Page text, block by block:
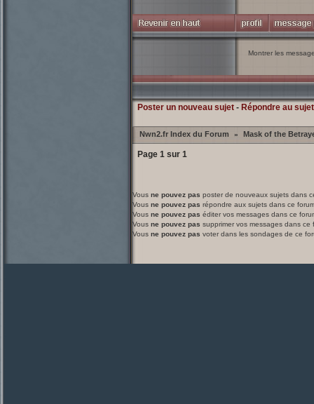
Montrer les
Poster un nouveau sujet- Répondre au sujet
Nwn2.fr Index du Forum » Mask of the
Page 1sur 1
Vous ne pouvez pas poster de nouveaux sujets dans
Vous ne pouvez pas répondre aux sujets dans ce
Vous ne pouvez pas éditer vos messages dans ce
Vous ne pouvez pas supprimer vos messages dans ce
Vous ne pouvez pas voter dans les sondages de ce